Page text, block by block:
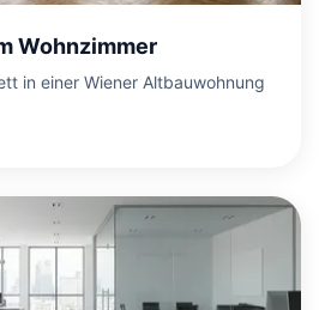
Wohnzimmer
in einer Wiener Altbauwohnung